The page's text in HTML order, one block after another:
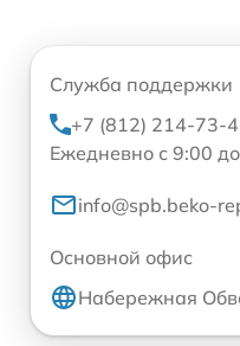
Служба поддержки
+7 (812) 214-73-
Ежедневно с 9:00
info@spb.beko-
Основной офис
Набережная